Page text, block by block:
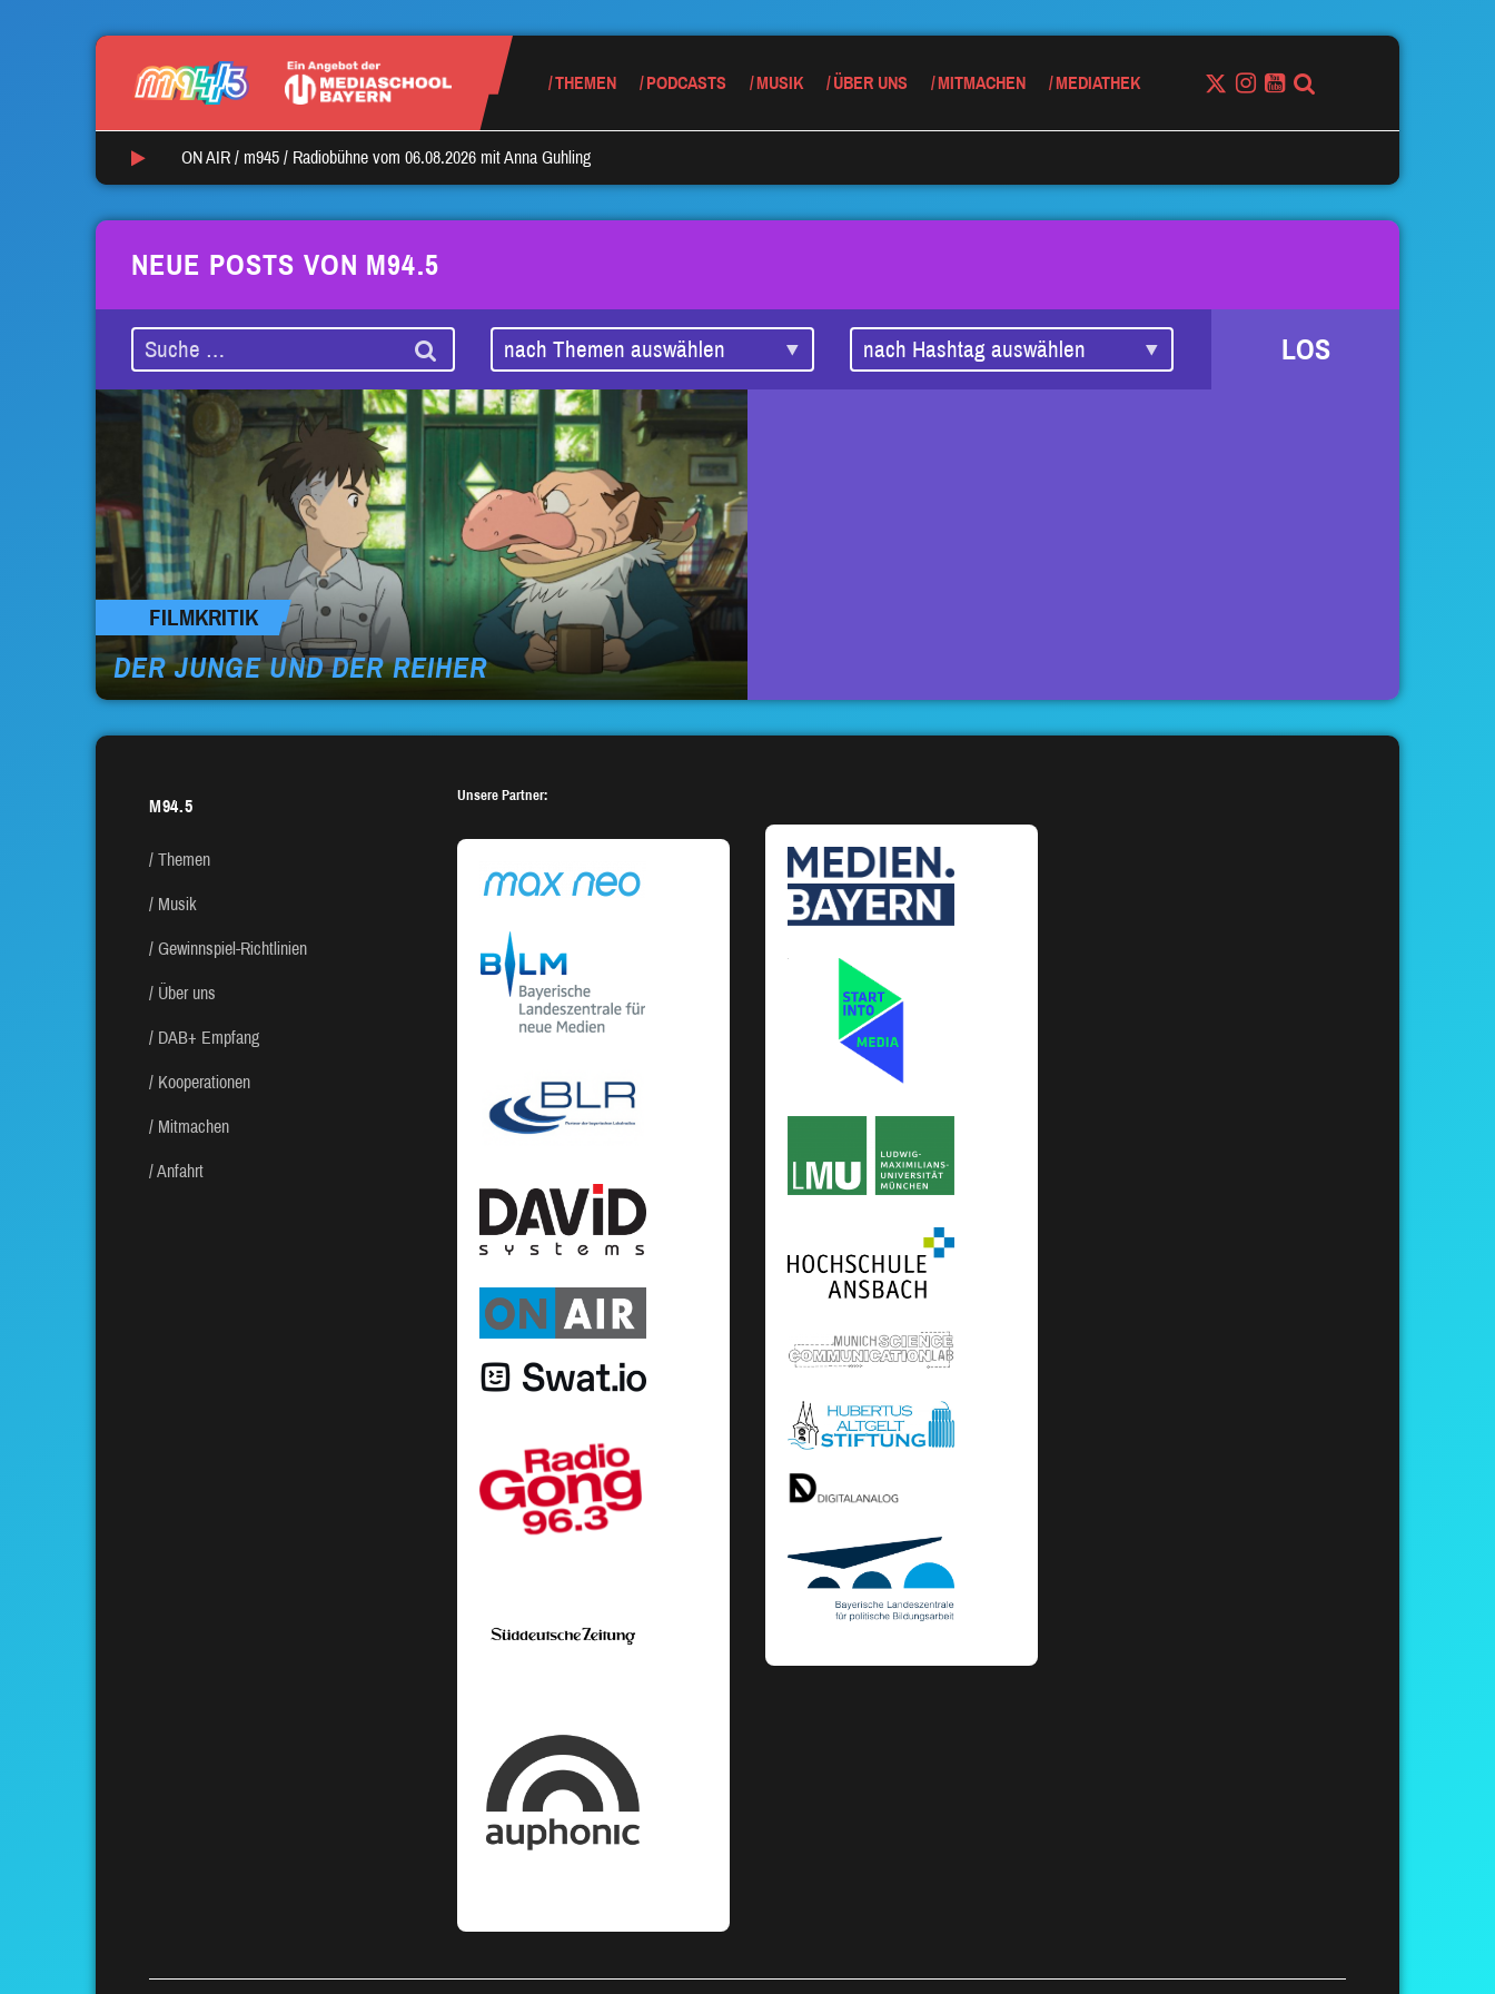
THEMEN PODCASTS MUSIK ÜBER UNS MITMACHEN MEDIATHEK
ON AIR / m945 / Radiobühne vom 06.08.2026 mit Anna Guhling
NEUE POSTS VON M94.5
LOS
FILMKRITIK
DER JUNGE UND DER REIHER
M94.5
Themen
Musik
Gewinnspiel-Richtlinien
Über uns
DAB+ Empfang
Kooperationen
Mitmachen
Anfahrt
Unsere Partner: